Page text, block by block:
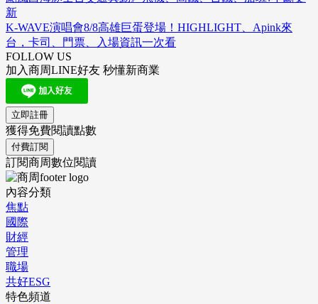
新
K-WAVE演唱會8/8高雄巨蛋登場！HIGHLIGHT、Apink來
台，卡司、門票、入場資訊一次看
FOLLOW US
加入商周LINE好友 秒懂新商業
立即註冊
獲得免費閱讀點數
付費訂閱
訂閱商周數位閱讀
內容分類
焦點
國際
財經
管理
職場
共好ESG
特色頻道